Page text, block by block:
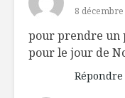
8
pour prendre un
pour le jour de
Répondre